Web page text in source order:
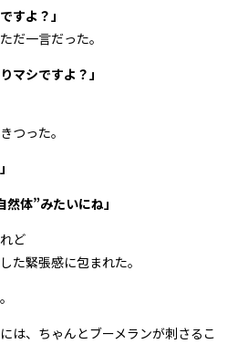
すよ？」
だ一言だった。
マシですよ？」
つった。
然体”みたいにね」
ど
た緊張感に包まれた。
は、ちゃんとブーメランが刺さるこ